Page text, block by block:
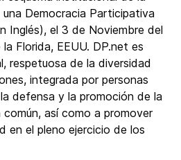
Democracia Participativa
Inglés), el 3 de Noviembre del
Florida, EEUU. DP.net es
respetuosa de la diversidad
integrada por personas
defensa y la promoción de la
así como a promover
en el pleno ejercicio de los